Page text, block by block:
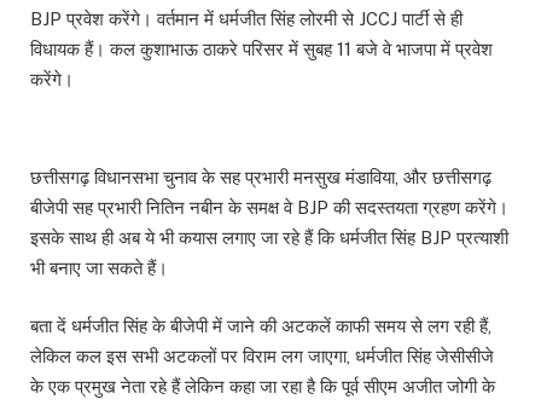
BJP प्रवेश करेंगे। वर्तमान में धर्मजीत सिंह लोरमी से JCCJ पार्टी से ही
विधायक हैं। कल कुशाभाऊ ठाकरे परिसर में सुबह 11 बजे वे भाजपा में प्रवेश
करेंगे।
छत्तीसगढ़ विधानसभा चुनाव के सह प्रभारी मनसुख मंडाविया, और छत्तीसगढ़
बीजेपी सह प्रभारी नितिन नबीन के समक्ष वे BJP की सदस्तयता ग्रहण करेंगे।
​इसके साथ ही अब ये भी कयास लगाए जा रहे हैं कि धर्मजीत सिंह BJP प्रत्याशी
भी बनाए जा सकते हैं।
बता दें धर्मजीत सिंह के बीजेपी में जाने की अटकलें काफी समय से लग रही हैं,
लेकिल कल इस सभी अटकलों पर​ विराम लग जाएगा, धर्मजीत सिंह जेसीसीजे
के एक प्रमुख नेता रहे हैं लेकिन कहा जा रहा है कि पूर्व सीएम अजीत जोगी के